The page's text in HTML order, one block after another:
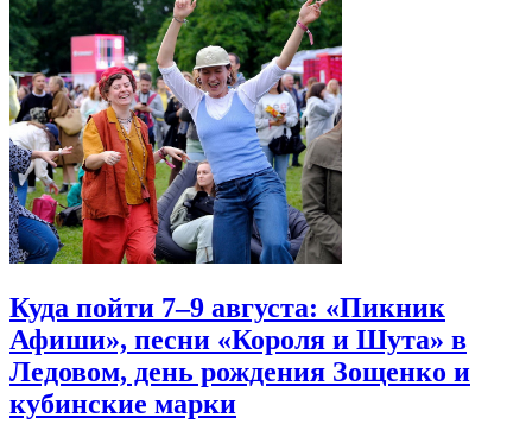
Куда пойти 7–9 августа: «Пикник
Афиши», песни «Короля и Шута» в
Ледовом, день рождения Зощенко и
кубинские марки